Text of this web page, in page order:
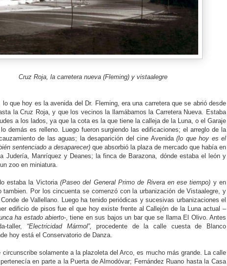
Cruz Roja, la carretera nueva (Fleming) y vistaalegre
lo que hoy es la avenida del Dr. Fleming, era una carretera que se abrió desde
la Cruz Roja, y que los vecinos la llamábamos la Carretera Nueva. Estaba
a los lados, ya que la cota es la que tiene la calleja de la Luna, o el Garaje
demás es relleno. Luego fueron surgiendo las edificaciones; el arreglo de la
de las aguas; la desaparición del cine Avenida(lo que hoy es el
sentenciado a desaparecer) que absorbió la plaza de mercado que había en
Judería, Manríquez y Deanes; la finca de Barazona, dónde estaba el león y
zoo en miniatura.
estaba la Victoria(Paseo del General Primo de Rivera en ese tiempo) y en
tambien. Por los cincuenta se comenzó con la urbanización de Vistaalegre, y
de Vallellano. Luego ha tenido periódicas y sucesivas urbanizaciones el
edificio de pisos fue el que hoy existe frente al Callejón de la Luna actual –
ha estado abierto-, tiene en sus bajos un bar que se llama El Olivo. Antes
taller, “Electricidad Mármol”,procedente de la calle cuesta de Blanco
hoy está el Conservatorio de Danza.
circunscribe solamente a la plazoleta del Arco, es mucho más grande. La calle
en parte a la Puerta de Almodóvar; Fernández Ruano hasta la Casa